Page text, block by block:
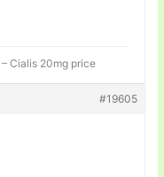
– Cialis 20mg price
#19605